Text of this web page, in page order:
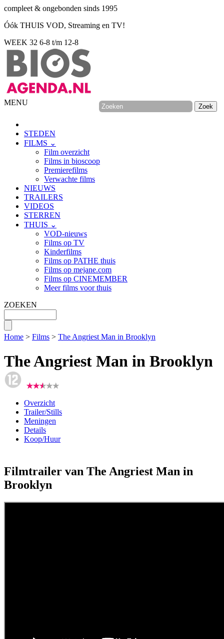
compleet & ongebonden sinds 1995
Óók THUIS VOD, Streaming en TV!
WEEK 32 6-8 t/m 12-8
MENU
STEDEN
FILMS ⌄
Film overzicht
Films in bioscoop
Premierefilms
Verwachte films
NIEUWS
TRAILERS
VIDEOS
STERREN
THUIS ⌄
VOD-nieuws
Films op TV
Kinderfilms
Films op PATHE thuis
Films op mejane.com
Films op CINEMEMBER
Meer films voor thuis
ZOEKEN
Home > Films > The Angriest Man in Brooklyn
The Angriest Man in Brooklyn
Overzicht
Trailer/Stills
Meningen
Details
Koop/Huur
Filmtrailer van The Angriest Man in
Brooklyn